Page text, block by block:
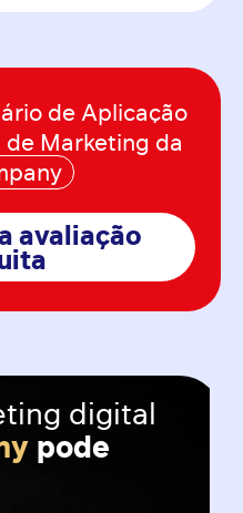
de Aplicação
Marketing da
avaliação
digital
pode